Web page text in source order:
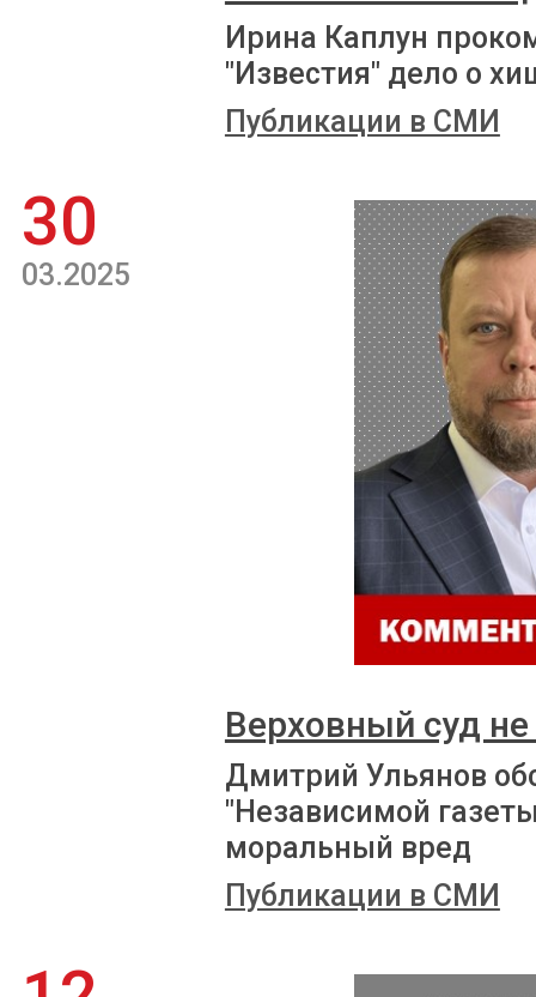
Ирина Каплун
"Известия" дело о
Публикации в СМИ
30
03.2025
Верховный суд
Дмитрий Ульянов
"Независимой
моральный вред
Публикации в СМИ